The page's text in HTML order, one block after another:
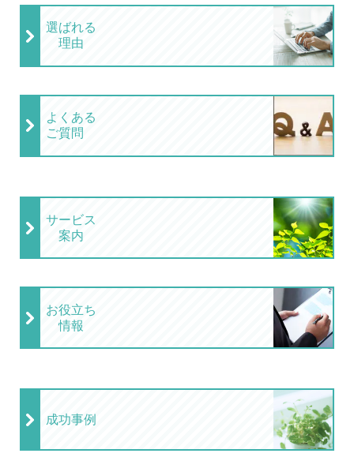
選ばれる
理由
よくある
ご質問
サービス
案内
お役立ち
情報
成功事例